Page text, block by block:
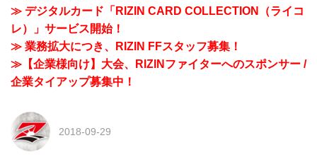
≫ デジタルカード「RIZIN CARD COLLECTION（ライコ
レ）」サービス開始！
≫ 業務拡大につき、RIZIN FFスタッフ募集！
≫【企業様向け】大会、RIZINファイターへのスポンサー /
企業タイアップ募集中！
2018-09-29